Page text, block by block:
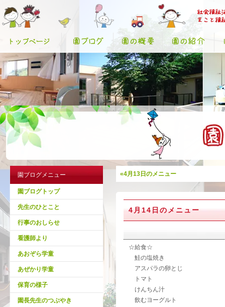
園ブログメニュー
園ブログトップ
先生のひとこと
行事のおしらせ
看護師より
あおぞら学童
あぜかり学童
保育の様子
園長先生のつぶやき
«4月13日のメニュー
4月14日のメニュー
☆給食☆
鮭の塩焼き
アスパラの卵とじ
トマト
けんちん汁
飲むヨーグルト